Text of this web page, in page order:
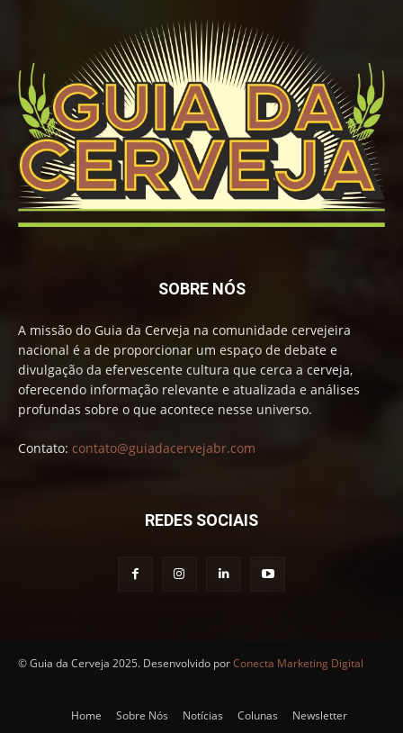
SOBRE NÓS
A missão do Guia da Cerveja na comunidade cervejeira
nacional é a de proporcionar um espaço de debate e
divulgação da efervescente cultura que cerca a cerveja,
oferecendo informação relevante e atualizada e análises
profundas sobre o que acontece nesse universo.
Contato: contato@guiadacervejabr.com
REDES SOCIAIS
© Guia da Cerveja 2025. Desenvolvido porConecta Marketing Digital
Home Sobre Nós Notícias Colunas Newsletter